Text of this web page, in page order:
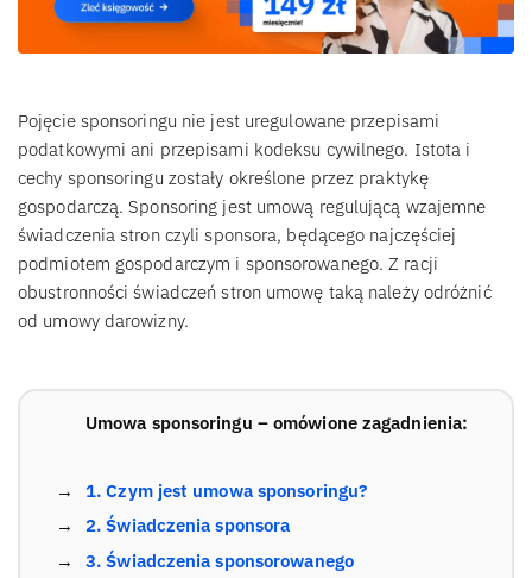
Pojęcie sponsoringu nie jest uregulowane przepisami
podatkowymi ani przepisami kodeksu cywilnego. Istota i
cechy sponsoringu zostały określone przez praktykę
gospodarczą. Sponsoring jest umową regulującą wzajemne
świadczenia stron czyli sponsora, będącego najczęściej
podmiotem gospodarczym i sponsorowanego. Z racji
obustronności świadczeń stron umowę taką należy odróżnić
od umowy darowizny.
Umowa sponsoringu – omówione zagadnienia:
1. Czym jest umowa sponsoringu?
2. Świadczenia sponsora
3. Świadczenia sponsorowanego